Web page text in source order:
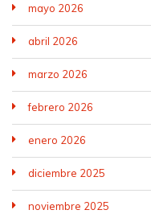
mayo 2026
abril 2026
marzo 2026
febrero 2026
enero 2026
diciembre 2025
noviembre 2025